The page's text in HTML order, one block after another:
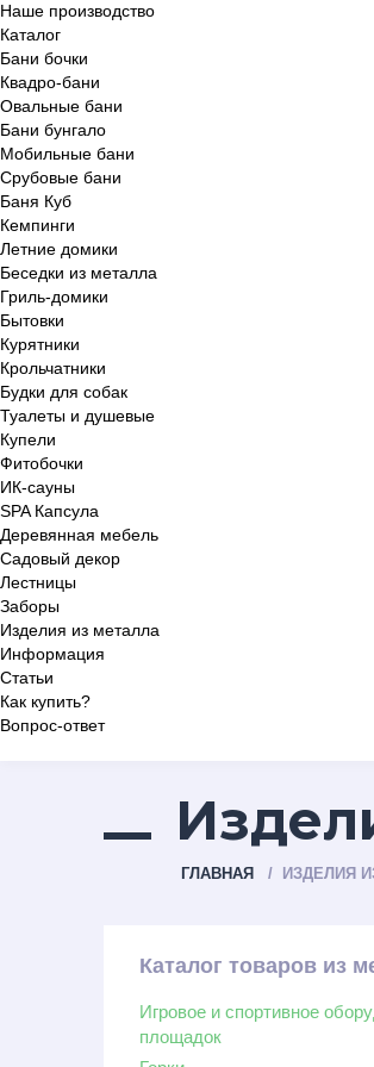
Наше производство
Каталог
Бани бочки
Квадро-бани
Овальные бани
Бани бунгало
Мобильные бани
Срубовые бани
Баня Куб
Кемпинги
Летние домики
Беседки из металла
Гриль-домики
Бытовки
Курятники
Крольчатники
Будки для собак
Туалеты и душевые
Купели
Фитобочки
ИК-сауны
SPA Капсула
Деревянная мебель
Садовый декор
Лестницы
Заборы
Изделия из металла
Информация
Статьи
Как купить?
Вопрос-ответ
ГЛАВНАЯ ИЗДЕЛИЯ
Каталог товаров из
Игровое и спортивное
площадок